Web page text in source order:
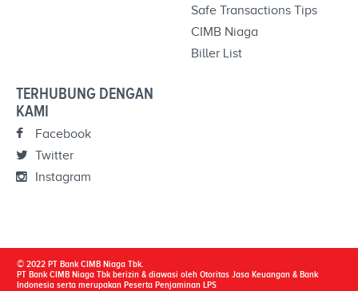
Safe Transactions Tips
CIMB Niaga
Biller List
TERHUBUNG DENGAN
KAMI
Facebook
Twitter
Instagram
© 2022 PT Bank CIMB Niaga Tbk.
PT Bank CIMB Niaga Tbk berizin & diawasi oleh Otoritas Jasa Keuangan & Bank
Indonesia serta merupakan Peserta Penjaminan LPS